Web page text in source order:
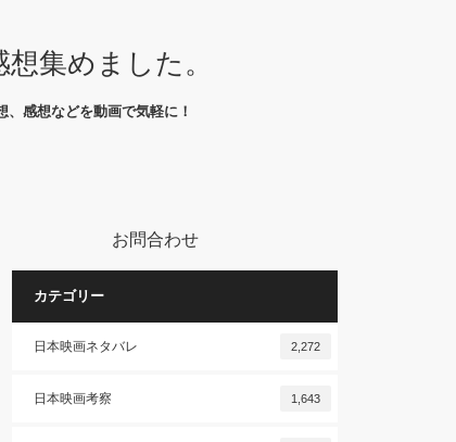
集めました。
感想などを動画で気軽に！
お問合わせ
カテゴリー
日本映画ネタバレ 2,272
日本映画考察 1,643